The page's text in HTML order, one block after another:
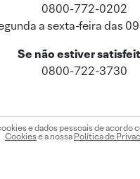
0800-772-0202
a sexta-feira das
Se não estiver
0800-722-3730
e dados pessoais de acordo
Cookiese a nossa Política de